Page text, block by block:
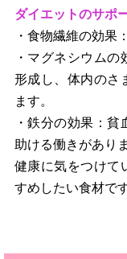
ダイエットのサポ
・食物繊維の効果
・マグネシウム
形成し、体内のさ
ます。
・鉄分の効果：
助ける働きがあり
健康に気をつけて
すめしたい食材です